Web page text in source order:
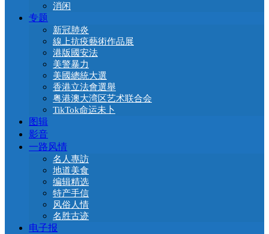
消闲
专题
新冠肺炎
線上抗疫藝術作品展
港版國安法
美警暴力
美國總統大選
香港立法會選舉
粤港澳大湾区艺术联合会
TikTok命运未卜
图辑
影音
一路风情
名人專訪
地道美食
编辑精选
特产手信
风俗人情
名胜古迹
电子报